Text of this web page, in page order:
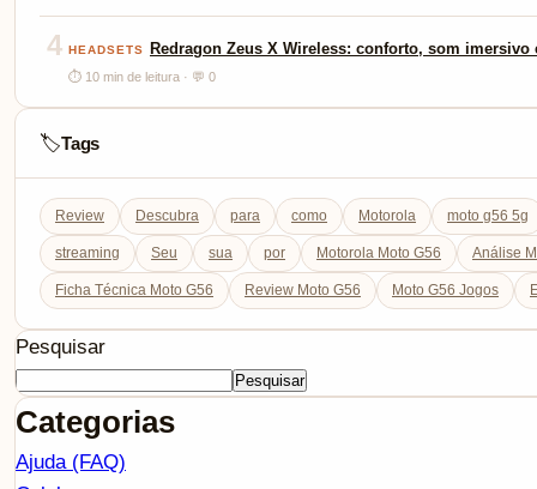
4 HEADSETS Redragon Zeus X Wireless: conforto, som
⏱ 10 min de leitura · 💬 0
🏷️Tags
Review Descubra para como Motorola moto g56 5g
streaming Seu sua por Motorola Moto G56 Análise
Ficha Técnica Moto G56 Review Moto G56 Moto G56 Jogos
Pesquisar
Pesquisar
Categorias
Ajuda (FAQ)